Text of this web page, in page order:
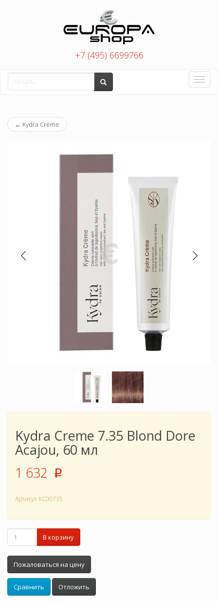
+7 (495) 6699766
Toggle
← Kydra Creme
Kydra Сreme 7.35 Blond Dore
Acajou, 60 мл
1 632 p
Артикул KC00735
В корзину
Пожаловаться на цену
Сравнить Отложить